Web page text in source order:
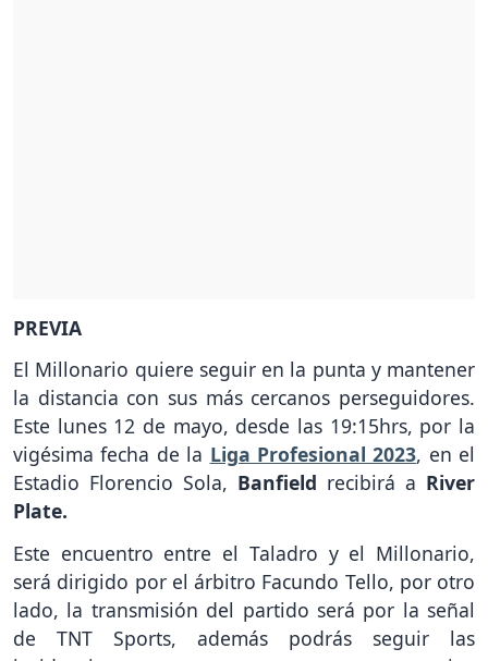
PREVIA
El Millonario quiere seguir en la punta y mantener
la distancia con sus más cercanos perseguidores.
Este lunes 12 de mayo, desde las 19:15hrs, por la
vigésima fecha de la Liga Profesional 2023, en el
Estadio Florencio Sola, Banfield recibirá a River
Plate.
Este encuentro entre el Taladro y el Millonario,
será dirigido por el árbitro Facundo Tello, por otro
lado, la transmisión del partido será por la señal
de TNT Sports, además podrás seguir las